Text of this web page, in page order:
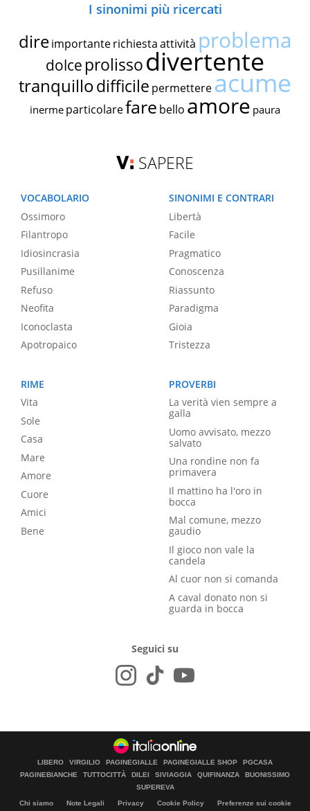
I sinonimi più ricercati
dire importante richiestaattività problema
dolce prolissodivertente
tranquillodifficile permettereacume
inerme particolarefare bello amore paura
SAPERE
VOCABOLARIO
Ossimoro
Filantropo
Idiosincrasia
Pusillanime
Refuso
Neofita
Iconoclasta
Apotropaico
SINONIMI E CONTRARI
Libertà
Facile
Pragmatico
Conoscenza
Riassunto
Paradigma
Gioia
Tristezza
RIME
Vita
Sole
Casa
Mare
Amore
Cuore
Amici
Bene
PROVERBI
La verità vien sempre a
galla
Uomo avvisato, mezzo
salvato
Una rondine non fa
primavera
Il mattino ha l'oro in
bocca
Mal comune, mezzo
gaudio
Il gioco non vale la
candela
Al cuor non si comanda
A caval donato non si
guarda in bocca
Seguici su
LIBERO VIRGILIO PAGINEGIALLE PAGINEGIALLE SHOP
PGCASA
PAGINEBIANCHE
TUTTOCITTÀ DILEI SIVIAGGIA QUIFINANZA
BUONISSIMO
SUPEREVA
Chi siamo Note Legali Privacy Cookie Policy
Preferenze sui cookie